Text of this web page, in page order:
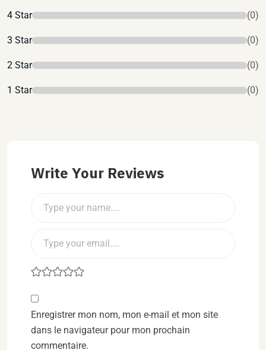
4 Star (0)
3 Star (0)
2 Star (0)
1 Star (0)
Write Your Reviews
Enregistrer mon nom, mon e-mail et mon site
dans le navigateur pour mon prochain
commentaire.